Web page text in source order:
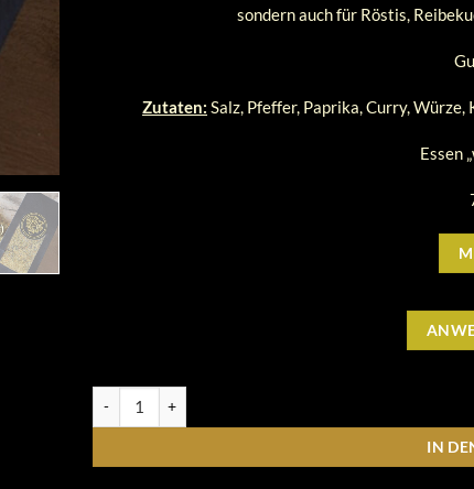
sondern auch für Röstis,
Zutaten: Salz, Pfeffer, Paprika, Curry,
Essen
IN